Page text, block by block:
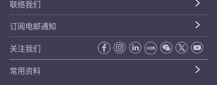
联络我们
订阅电邮通知
关注我们
常用资料